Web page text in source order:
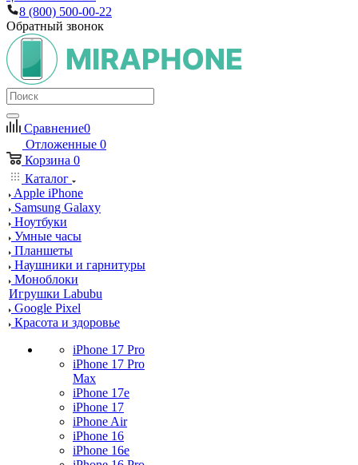
8 (800) 500-00-22
Обратный звонок
Сравнение0
Отложенные 0
Корзина 0
Каталог
Apple iPhone
Samsung Galaxy
Ноутбуки
Умные часы
Планшеты
Наушники и гарнитуры
Моноблоки
Игрушки Labubu
Google Pixel
Красота и здоровье
iPhone 17 Pro
iPhone 17 Pro
Max
iPhone 17e
iPhone 17
iPhone Air
iPhone 16
iPhone 16e